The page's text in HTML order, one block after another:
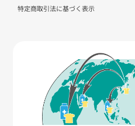
特定商取引法に基づく表示